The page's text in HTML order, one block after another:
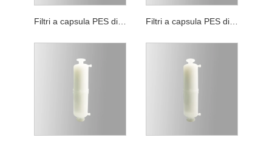
Filtri a capsula PES di filtrazione generale Filtri a capsula PES di grado di riduzione del carico biologico